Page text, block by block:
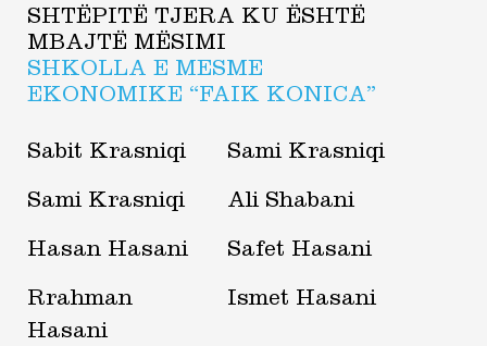
SHTËPITË TJERA KU ËSHTË
MBAJTË MËSIMI
SHKOLLA E MESME
EKONOMIKE “FAIK KONICA”
Sabit Krasniqi Sami Krasniqi
Sami Krasniqi Ali Shabani
Hasan Hasani Safet Hasani
Rrahman
Hasani
Ismet Hasani